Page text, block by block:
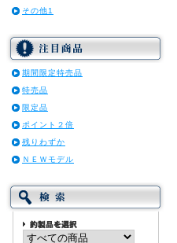
その他1
期間限定特売品
特売品
限定品
ポイント２倍
残りわずか
ＮＥＷモデル